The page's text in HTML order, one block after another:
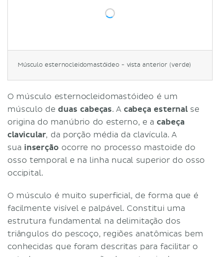
Músculo esternocleidomastóideo - vista anterior (verde)
O músculo esternocleidomastóideo é um
músculo deduas cabeças. A cabeça esternal se
origina do manúbrio do esterno, e acabeça
clavicular, da porção média da clavícula. A
sua inserção ocorre no processo mastoide do
osso temporal e na linha nucal superior do osso
occipital.
O músculo é muito superficial, de forma que é
facilmente visível e palpável. Constitui uma
estrutura fundamental na delimitação dos
triângulos do pescoço, regiões anatômicas bem
conhecidas que foram descritas para facilitar o